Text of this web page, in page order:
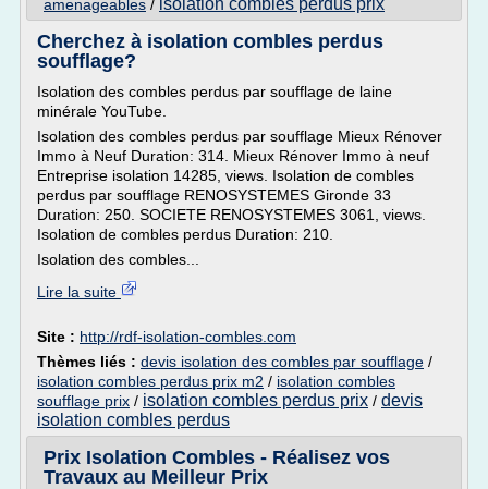
amenageables / isolation combles perdus prix
Cherchez à isolation combles perdus
soufflage?
Isolation des combles perdus par soufflage de laine
minérale YouTube.
Isolation des combles perdus par soufflage Mieux Rénover
Immo à Neuf Duration: 314. Mieux Rénover Immo à neuf
Entreprise isolation 14285, views. Isolation de combles
perdus par soufflage RENOSYSTEMES Gironde 33
Duration: 250. SOCIETE RENOSYSTEMES 3061, views.
Isolation de combles perdus Duration: 210.
Isolation des combles...
Lire la suite
Site : http://rdf-isolation-combles.com
Thèmes liés : devis isolation des combles par soufflage /
isolation combles perdus prix m2 / isolation combles
soufflage prix / isolation combles perdus prix / devis
isolation combles perdus
Prix Isolation Combles - Réalisez vos
Travaux au Meilleur Prix